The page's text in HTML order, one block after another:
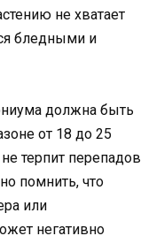
не хватает
бледными и
должна быть
от 18 до 25
терпит перепадов
помнить, что
или
негативно